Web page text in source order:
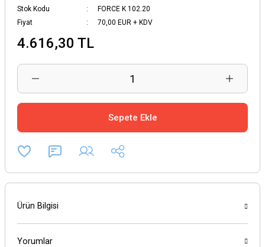
Stok Kodu
FORCE K 102.20
Fiyat
70,00 EUR + KDV
4.616,30 TL
Sepete Ekle
Ürün Bilgisi
Yorumlar